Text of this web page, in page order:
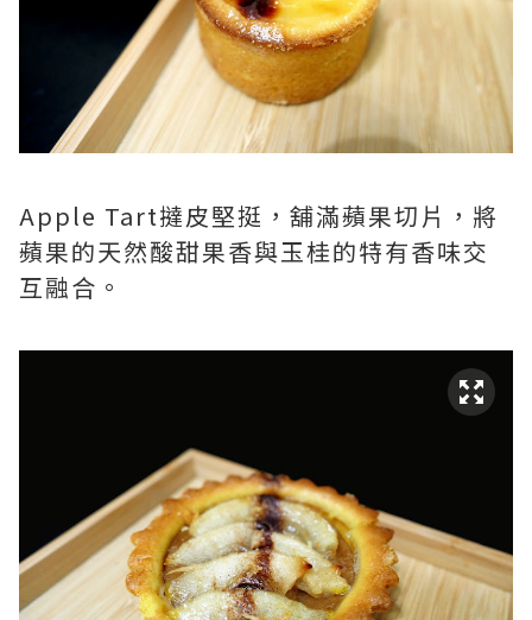
Apple Tart撻皮堅挺，舖滿蘋果切片，將
蘋果的天然酸甜果香與玉桂的特有香味交
互融合。